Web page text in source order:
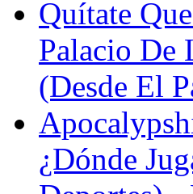
Quítate
Palacio De
(Desde El
¿Dónde